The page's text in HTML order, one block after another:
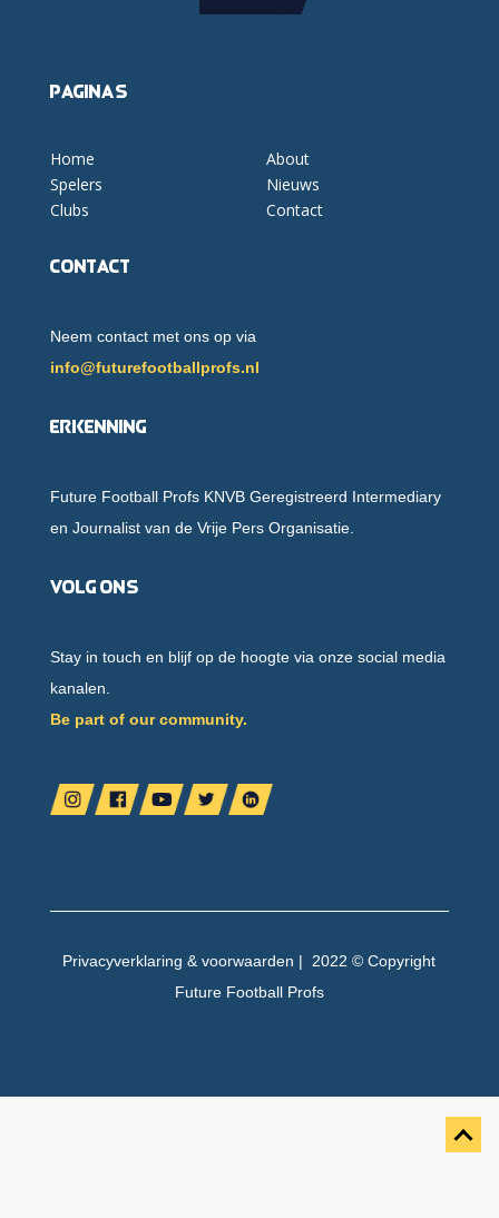
Pagina's
Home
Spelers
Clubs
About
Nieuws
Contact
Contact
Neem contact met ons op via
info@futurefootballprofs.nl
Erkenning
Future Football Profs KNVB Geregistreerd Intermediary
en Journalist van de Vrije Pers Organisatie.
Volg ons
Stay in touch en blijf op de hoogte via onze social media
kanalen.
Be part of our community.
Privacyverklaring &voorwaarden | 2022 © Copyright
Future Football Profs